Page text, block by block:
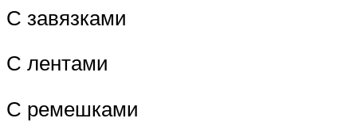
С завязками
С лентами
С ремешками